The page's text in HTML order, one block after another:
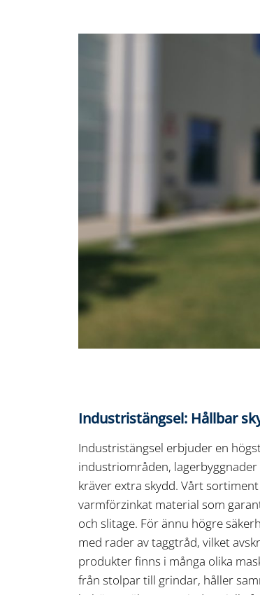
Industristängsel: Hållbar
Industristängsel erbjuder en
industriområden,
kräver extra skydd. Vårt
varmförzinkat material som
och slitage. För ännu högre
med rader av taggtråd, vilket
produkter finns i många olika
från stolpar till grindar, håller